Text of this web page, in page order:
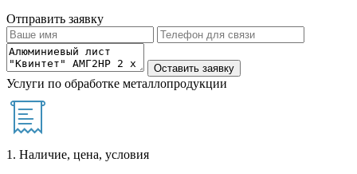
Отправить заявку
Услуги по обработке металлопродукции
1. Наличие, цена, условия